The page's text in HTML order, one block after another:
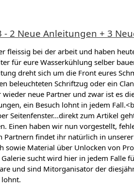
- 2 Neue Anleitungen + 3
fleissig bei der arbeit und haben
für eure Wasserkühlung selber
dreht sich um die Front eures
beleuchteten Schriftzug oder ein
neue Partner und zwar ist es
ein Besuch lohnt in jedem
Seitenfenster...direkt zum Artikel
Einen haben wir nun vorgestellt,
Partnern findet ihr natürlich in
sowie Material über Unlocken von
sucht wird hier in jedem Falle
und sind Mitorganisator der